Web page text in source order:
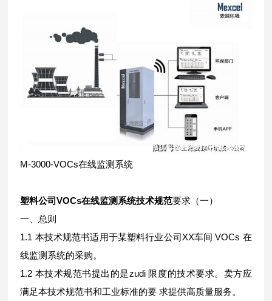
M-3000-VOCs在线监测系统
塑料公司VOCs在线监测系统技术规范要求（一）
一、总则
1.1 本技术规范书适用于某塑料行业公司XX车间 VOCs 在
线监测系统的采购。
1.2 本技术规范书提出的是zudi 限度的技术要求。卖方应
满足本技术规范书和工业标准的要 求提供高质量服务。